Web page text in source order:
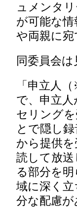
ュメンタ
が可能な
や両親に
同委員会
「申立人
で、申立
セリング
とで隠し
から提供
読して放
る部分を
域に深く
分な配慮